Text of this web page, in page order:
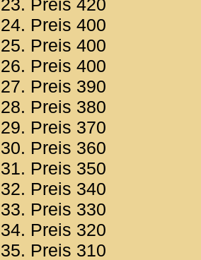
23. Preis 420
24. Preis 400
25. Preis 400
26. Preis 400
27. Preis 390
28. Preis 380
29. Preis 370
30. Preis 360
31. Preis 350
32. Preis 340
33. Preis 330
34. Preis 320
35. Preis 310